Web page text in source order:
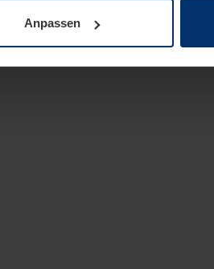
Anpassen